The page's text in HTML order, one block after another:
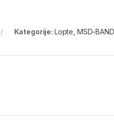
Kategorije: Lopte MSD-BAND